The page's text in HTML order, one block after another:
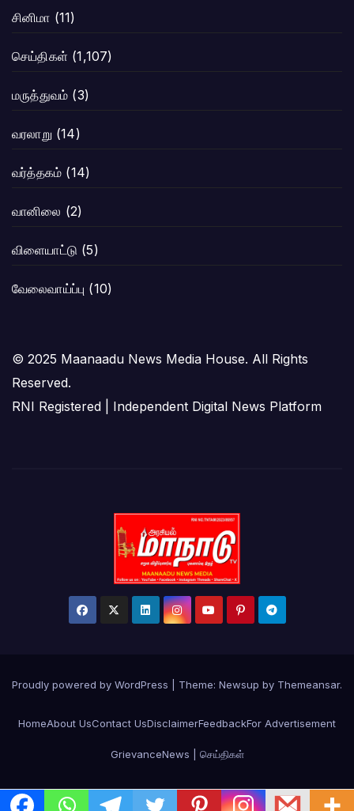
சினிமா (11)
செய்திகள் (1,107)
மருத்துவம் (3)
வரலாறு (14)
வர்த்தகம் (14)
வானிலை (2)
விளையாட்டு (5)
வேலைவாய்ப்பு (10)
© 2025 Maanaadu News Media House. All Rights
Reserved.
RNI Registered | Independent Digital News Platform
Proudly powered by WordPress Theme: Newsup by Themeansar.
HomeAbout UsContact UsDisclaimerFeedbackFor Advertisement
GrievanceNews | செய்திகள்